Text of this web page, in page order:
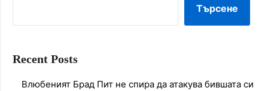
Търсене
Recent Posts
Влюбеният Брад Пит не спира да атакува бившата си